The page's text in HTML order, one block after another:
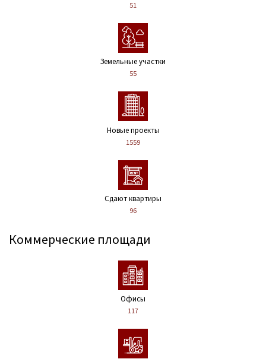
51
Земельные участки
55
Новые проекты
1559
Сдают квартиры
96
Коммерческие площади
Офисы
117